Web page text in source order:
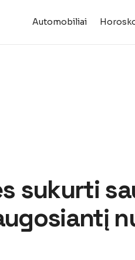
Automobiliai
sukurti